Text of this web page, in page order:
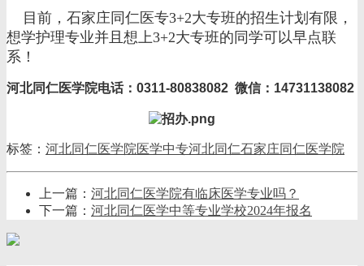
目前，石家庄同仁医专3+2大专班的招生计划有限，
想学护理专业并且想上3+2大专班的同学可以早点联
系！
河北同仁医学院电话：0311-80838082 微信：14731138082
标签： 河北同仁医学院医学中专河北同仁石家庄同仁医学院
上一篇： 河北同仁医学院有临床医学专业吗？
下一篇： 河北同仁医学中等专业学校2024年报名